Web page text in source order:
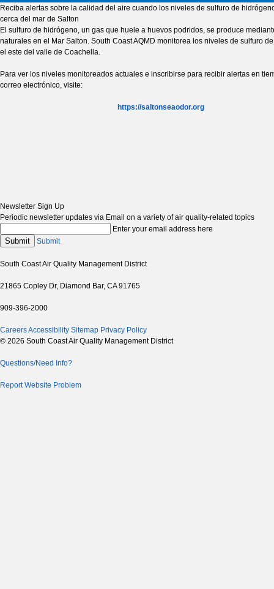
Reciba alertas sobre la calidad del aire cuando los niveles de sulfuro de
cerca del mar de Salton
El sulfuro de hidrógeno, un gas que huele a huevos podridos, se produce
naturales en el Mar Salton. South Coast AQMD monitorea los niveles de sulfuro
el este del valle de Coachella.
Para ver los niveles monitoreados actuales e inscribirse para recibir alertas en
correo electrónico, visite:
https://saltonseaodor.org
Newsletter Sign Up
Periodic newsletter updates via Email on a variety of air quality-related topics
Enter your email address here
Submit Submit
South Coast Air Quality Management District
21865 Copley Dr, Diamond Bar, CA 91765
909-396-2000
CareersAccessibility Sitemap Privacy Policy
© 2026 South Coast Air Quality Management District
Questions/Need Info?
Report Website Problem